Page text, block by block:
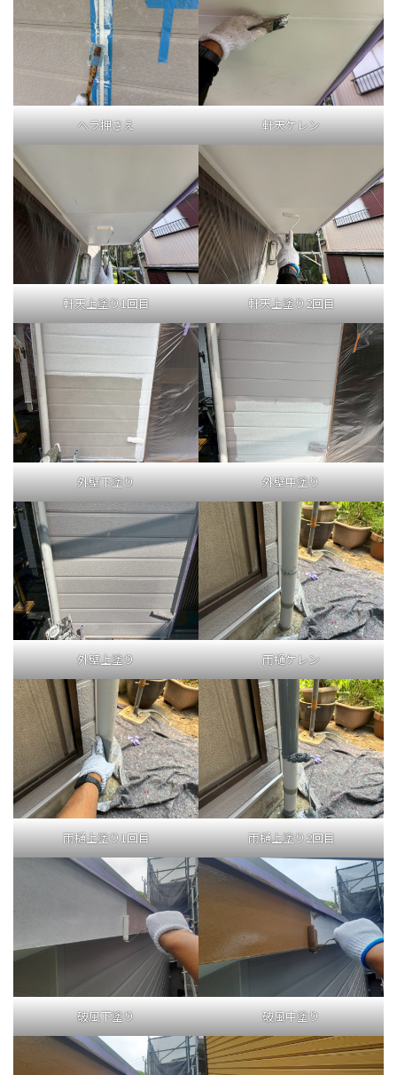
ヘラ押さえ 軒天ケレン
軒天上塗り1回目 軒天上塗り2回目
外壁下塗り 外壁中塗り
外壁上塗り 雨樋ケレン
雨樋上塗り1回目 雨樋上塗り2回目
破風下塗り 破風中塗り